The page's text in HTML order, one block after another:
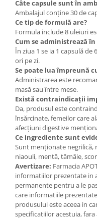
Câte capsule sunt în
Ambalajul conține 30 de
Ce tip de formulă are?
Formula include 8 uleiuri
Cum se administrează
În ziua 1 se ia 1 capsulă de
ori pe zi.
Se poate lua împreună
Administrarea este
masă sau între mese.
Există contraindicații
Da, produsul este
însărcinate, femeilor care
afecțiuni digestive
Ce ingrediente sunt
Sunt menționate negrilică,
niaouli, mentă, tămâie,
Avertizare: Farmacia
informatiilor prezentate in
permanente pentru a le
care informatiile
produsului este aceea in
specificatiilor acestuia,